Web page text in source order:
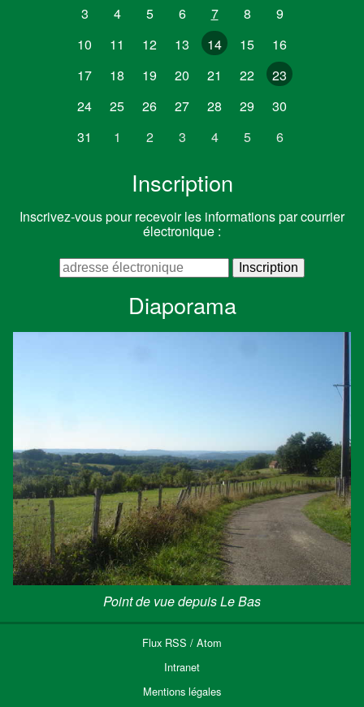
3
4 5 6 7 8
9
10
11 12 13 14 15
16
17
18 19 20 21 22
23
24
25 26 27 28 29
30
31
1 2 3 4 5 6
Inscription
Inscrivez-vous pour recevoir les informations par courrier
électronique :
Diaporama
Point de vue depuis Le Bas
Flux RSS / Atom
Intranet
Mentions légales